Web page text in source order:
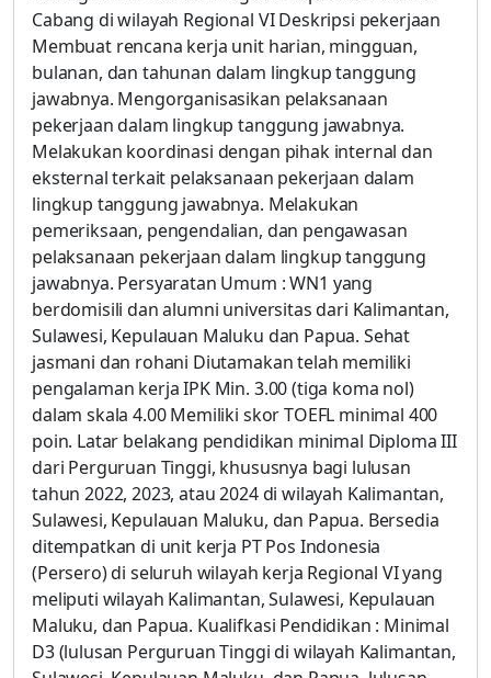
Cabang di wilayah Regional VI Deskripsi pekerjaan
Membuat rencana kerja unit harian, mingguan,
bulanan, dan tahunan dalam lingkup tanggung
jawabnya. Mengorganisasikan pelaksanaan
pekerjaan dalam lingkup tanggung jawabnya.
Melakukan koordinasi dengan pihak internal dan
eksternal terkait pelaksanaan pekerjaan dalam
lingkup tanggung jawabnya. Melakukan
pemeriksaan, pengendalian, dan pengawasan
pelaksanaan pekerjaan dalam lingkup tanggung
jawabnya. Persyaratan Umum : WN1 yang
berdomisili dan alumni universitas dari Kalimantan,
Sulawesi, Kepulauan Maluku dan Papua. Sehat
jasmani dan rohani Diutamakan telah memiliki
pengalaman kerja IPK Min. 3.00 (tiga koma nol)
dalam skala 4.00 Memiliki skor TOEFL minimal 400
poin. Latar belakang pendidikan minimal Diploma III
dari Perguruan Tinggi, khususnya bagi lulusan
tahun 2022, 2023, atau 2024 di wilayah Kalimantan,
Sulawesi, Kepulauan Maluku, dan Papua. Bersedia
ditempatkan di unit kerja PT Pos Indonesia
(Persero) di seluruh wilayah kerja Regional VI yang
meliputi wilayah Kalimantan, Sulawesi, Kepulauan
Maluku, dan Papua. Kualifkasi Pendidikan : Minimal
D3 (lulusan Perguruan Tinggi di wilayah Kalimantan,